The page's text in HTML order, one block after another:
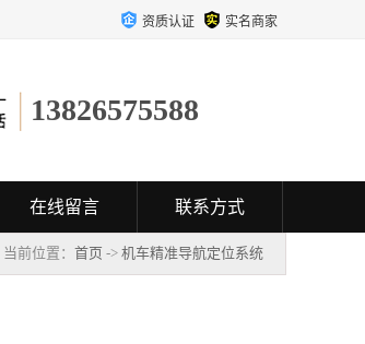
资质认证 实名商家
13826575588
在线留言 联系方式
当前位置： 首页 -> 机车精准导航定位系统